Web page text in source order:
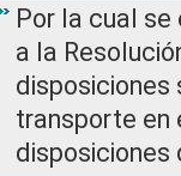
Por la cual se
a la
disposiciones
transporte en
disposiciones